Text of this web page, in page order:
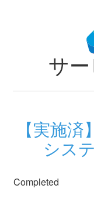
サ
お知らせ ヘルプ
【実施
シス
Completed